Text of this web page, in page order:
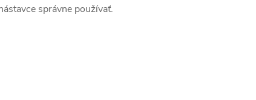
správne používať.